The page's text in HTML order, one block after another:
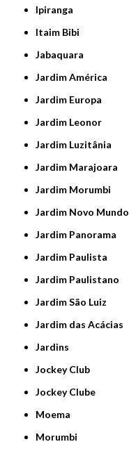
Ipiranga
Itaim Bibi
Jabaquara
Jardim América
Jardim Europa
Jardim Leonor
Jardim Luzitânia
Jardim Marajoara
Jardim Morumbi
Jardim Novo Mundo
Jardim Panorama
Jardim Paulista
Jardim Paulistano
Jardim São Luiz
Jardim das Acácias
Jardins
Jockey Club
Jockey Clube
Moema
Morumbi